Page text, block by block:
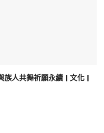
族人共舞祈願永續 | 文化 |